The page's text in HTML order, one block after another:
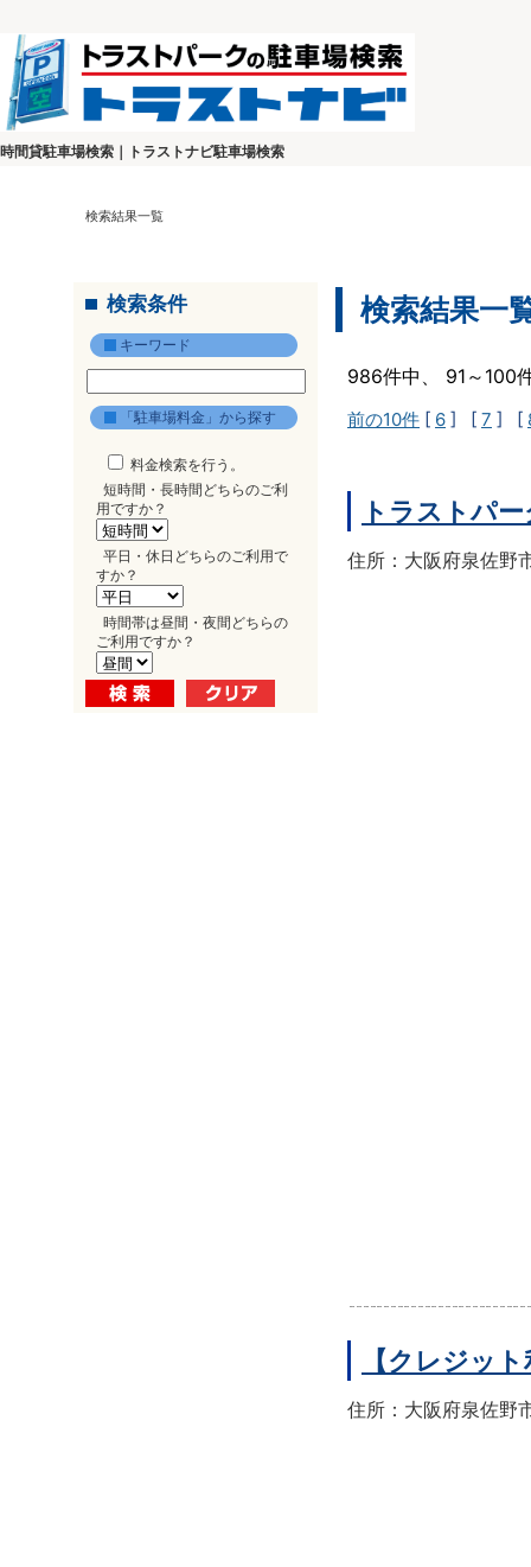
時間貸駐車場検索｜トラストナビ駐車場検索
検索結果一覧
検索条件
キーワード
「駐車場料金」から探す
料金検索を行う。
短時間・長時間どちらのご利
用ですか？
平日・休日どちらのご利用で
すか？
時間帯は昼間・夜間どちらの
ご利用ですか？
検索結果一
986件中、 91～100
前の10件 [ 6 ] [ 7 ] [
トラストパ
住所：大阪府泉佐野
【クレジッ
住所：大阪府泉佐野